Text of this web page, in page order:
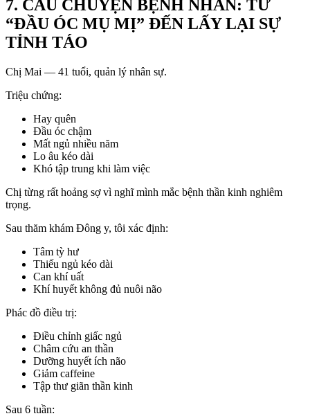
7. CÂU CHUYỆN BỆNH NHÂN: TỪ
“ĐẦU ÓC MỤ MỊ” ĐẾN LẤY LẠI SỰ
TỈNH TÁO
Chị Mai — 41 tuổi, quản lý nhân sự.
Triệu chứng:
Hay quên
Đầu óc chậm
Mất ngủ nhiều năm
Lo âu kéo dài
Khó tập trung khi làm việc
Chị từng rất hoảng sợ vì nghĩ mình mắc bệnh thần kinh nghiêm
trọng.
Sau thăm khám Đông y, tôi xác định:
Tâm tỳ hư
Thiếu ngủ kéo dài
Can khí uất
Khí huyết không đủ nuôi não
Phác đồ điều trị:
Điều chỉnh giấc ngủ
Châm cứu an thần
Dưỡng huyết ích não
Giảm caffeine
Tập thư giãn thần kinh
Sau 6 tuần: